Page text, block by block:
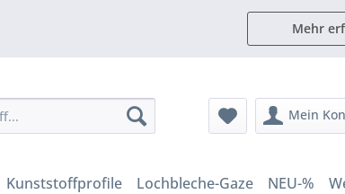
Mehr
Mein
Kunststoffprofile Lochbleche-Gaze NEU-%